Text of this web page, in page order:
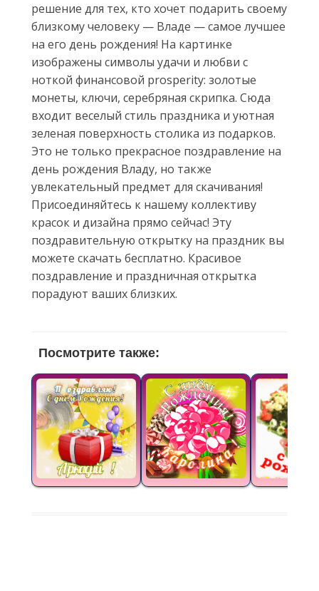
решение для тех, кто хочет подарить своему
близкому человеку — Владе — самое лучшее
на его день рождения! На картинке
изображены символы удачи и любви с
ноткой финансовой prosperity: золотые
монеты, ключи, серебряная скрипка. Сюда
входит веселый стиль праздника и уютная
зеленая поверхность столика из подарков.
Это не только прекрасное поздравление на
день рождения Владу, но также
увлекательный предмет для скачивания!
Присоединяйтесь к нашему коллективу
красок и дизайна прямо сейчас! Эту
поздравительную открытку на праздник вы
можете скачать бесплатно. Красивое
поздравление и праздничная открытка
порадуют ваших близких.
Посмотрите также: